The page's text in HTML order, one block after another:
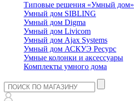
Типовые решения «Умный дом»
Умный дом SIBLING
Умный дом Digma
Умный дом Livicom
Умный дом Ajax Systems
Умный дом АСКУЭ Ресурс
Умные колонки и аксессуары
Комплекты умного дома